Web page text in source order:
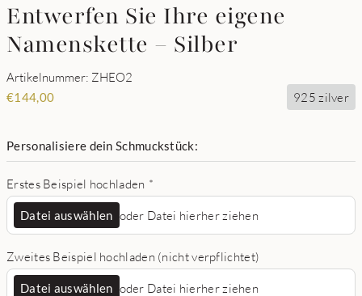
Entwerfen Sie Ihre eigene
Namenskette – Silber
Artikelnummer: ZHEO2
€144,00 925 zilver
Personalisiere dein Schmuckstück:
Erstes Beispiel hochladen *
Datei auswählen oder Datei hierher ziehen
Zweites Beispiel hochladen (nicht verpflichtet)
Datei auswählen oder Datei hierher ziehen